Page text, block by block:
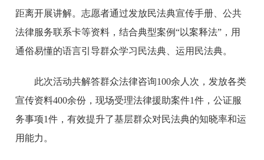
距离开展讲解。志愿者通过发放民法典宣传手册、公共
法律服务联系卡等资料，结合典型案例“以案释法”，用
通俗易懂的语言引导群众学习民法典、运用民法典。
此次活动共解答群众法律咨询100余人次，发放各类
宣传资料400余份，现场受理法律援助案件1件，公证服
务事项1件，有效提升了基层群众对民法典的知晓率和运
用能力。